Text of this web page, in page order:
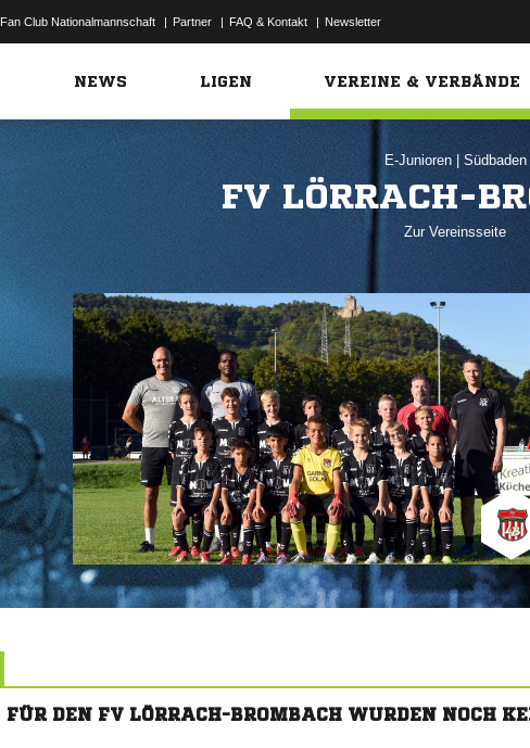
Fan Club Nationalmannschaft | Partner | FAQ & Kontakt | Newsletter
NEWS LIGEN VEREINE & VERBÄNDE
E-Junioren Südbaden
FV LÖRRACH-
Zur Vereinsseite
FÜR DEN FV LÖRRACH-BROMBACH WURDEN NOCH